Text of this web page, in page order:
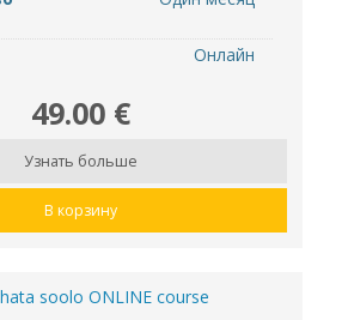
Oнлайн
49.00 €
Узнать больше
В корзину